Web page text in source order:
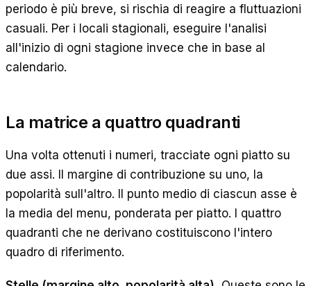
periodo è più breve, si rischia di reagire a fluttuazioni
casuali. Per i locali stagionali, eseguire l'analisi
all'inizio di ogni stagione invece che in base al
calendario.
La matrice a quattro quadranti
Una volta ottenuti i numeri, tracciate ogni piatto su
due assi. Il margine di contribuzione su uno, la
popolarità sull'altro. Il punto medio di ciascun asse è
la media del menu, ponderata per piatto. I quattro
quadranti che ne derivano costituiscono l'intero
quadro di riferimento.